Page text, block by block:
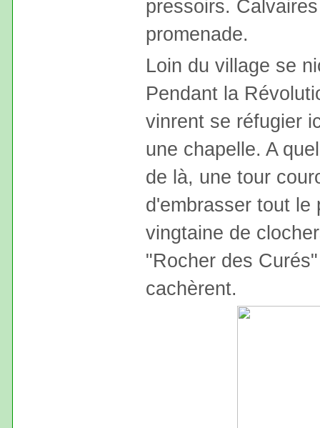
pressoirs.
promenade.
Loin du village se
Pendant la
vinrent se réfugier
une chapelle. A
de là, une tour
d'embrasser tout le
vingtaine de
"Rocher des
cachèrent.